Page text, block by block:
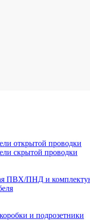
открытой проводки
скрытой проводки
ПВХ/ПНД и
и подрозетники